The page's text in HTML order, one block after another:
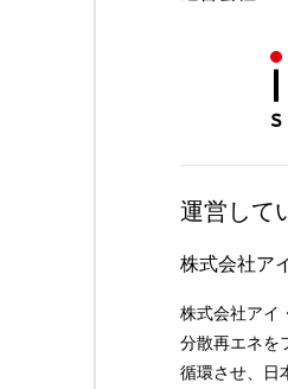
運営して
株式会社ア
株式会社アイ
分散再エネを
循環させ、日